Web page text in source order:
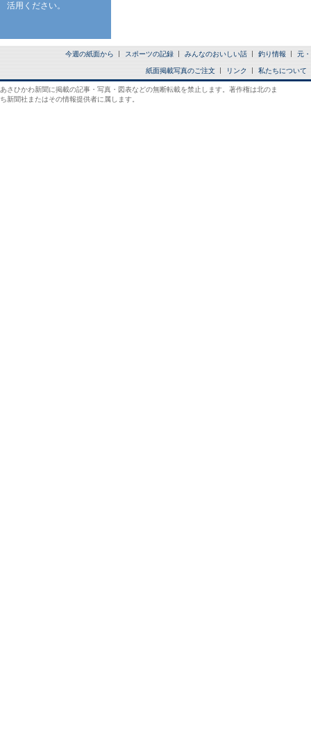
活用ください。
今週の紙面から スポーツの記録 みんなのおいしい話 釣り情報 元
紙面掲載写真のご注文 リンク 私たちについて
あさひかわ新聞に掲載の記事・写真・図表などの無断転載を禁止します。著作権は北のま
ち新聞社またはその情報提供者に属します。